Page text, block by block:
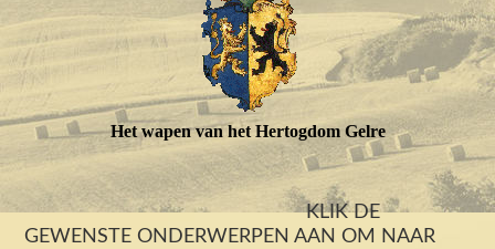
Het wapen van het Hertogdom Gelre
KLIK DE
GEWENSTE ONDERWERPEN AAN OM NAAR